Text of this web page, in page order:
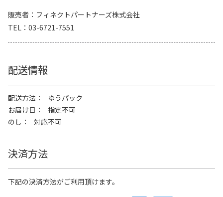
販売者
フィネクトパートナーズ株式会社
TEL
03-6721-7551
配送情報
配送方法
ゆうパック
お届け日
指定不可
のし
対応不可
決済方法
下記の決済方法がご利用頂けます。